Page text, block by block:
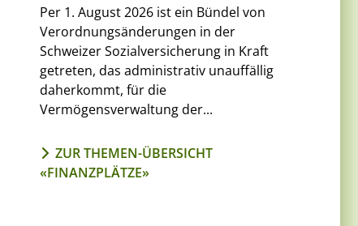
Per 1. August 2026 ist ein Bündel von
Verordnungsänderungen in der
Schweizer Sozialversicherung in Kraft
getreten, das administrativ unauffällig
daherkommt, für die
Vermögensverwaltung der...
ZUR THEMEN-ÜBERSICHT
«FINANZPLÄTZE»